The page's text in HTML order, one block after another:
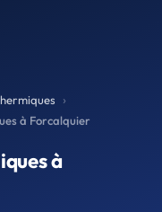
à Forcalquier
à